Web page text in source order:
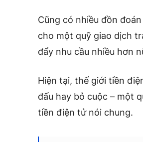
Cũng có nhiều đồn
cho một quỹ giao dịch
đẩy nhu cầu nhiều hơn
Hiện tại, thế giới tiền
đấu hay bỏ cuộc – một
tiền điện tử nói chung.